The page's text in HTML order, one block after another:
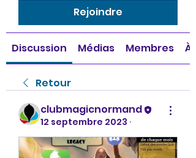
Rejoindre
Discussion Médias Membres À
Retour
clubmagicnormand
12 septembre 2023 ·